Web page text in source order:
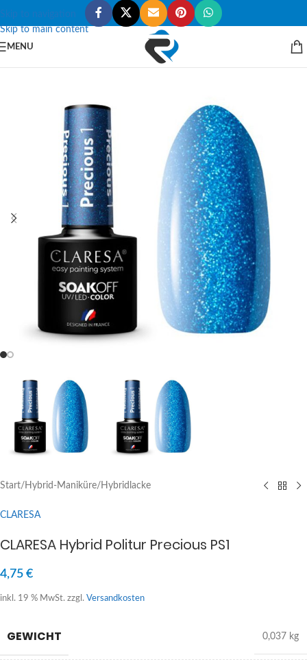
Skip to navigation
Skip to main content
MENU
Start/ Hybrid-Maniküre/ Hybridlacke
CLARESA
CLARESA Hybrid Politur Precious PS1
4,75 €
inkl. 19 % MwSt. zzgl. Versandkosten
GEWICHT 0,037 kg